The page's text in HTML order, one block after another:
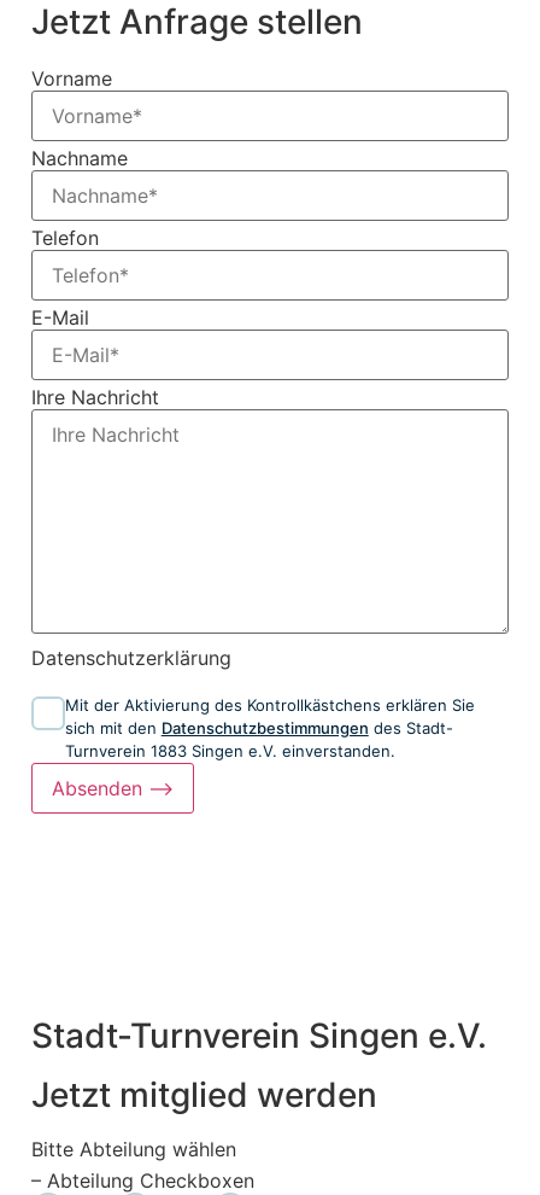
Jetzt Anfrage stellen
Vorname
Nachname
Telefon
E-Mail
Ihre Nachricht
Datenschutzerklärung
Mit der Aktivierung des Kontrollkästchens erklären Sie
sich mit den Datenschutzbestimmungen des Stadt-
Turnverein 1883 Singen e.V. einverstanden.
Absenden ⟶
Stadt-Turnverein Singen e.V.
Jetzt mitglied werden
Bitte Abteilung wählen
– Abteilung Checkboxen